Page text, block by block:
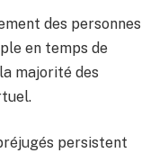
des personnes
en temps de
majorité des
persistent